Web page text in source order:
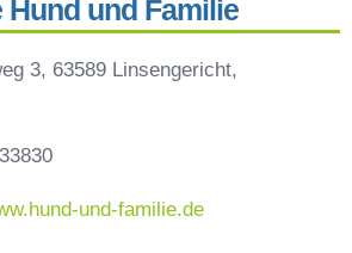
und Familie
3, 63589 Linsengericht,
und-familie.de